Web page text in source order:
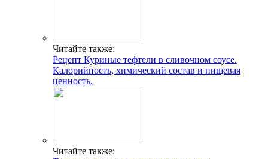
Читайте также:
Рецепт Куриные тефтели в сливочном соусе.
Калорийность, химический состав и пищевая
ценность.
Читайте также: